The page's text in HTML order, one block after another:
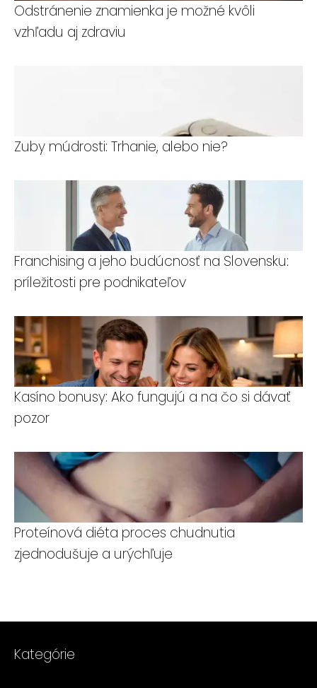
Odstránenie znamienka je možné kvôli
vzhľadu aj zdraviu
Zuby múdrosti: Trhanie, alebo nie?
Franchising a jeho budúcnosť na Slovensku:
príležitosti pre podnikateľov
Kasíno bonusy: Ako fungujú a na čo si dávať
pozor
Proteínová diéta proces chudnutia
zjednodušuje a urýchľuje
Kategórie